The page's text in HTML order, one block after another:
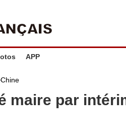
APP
Chine
maire par